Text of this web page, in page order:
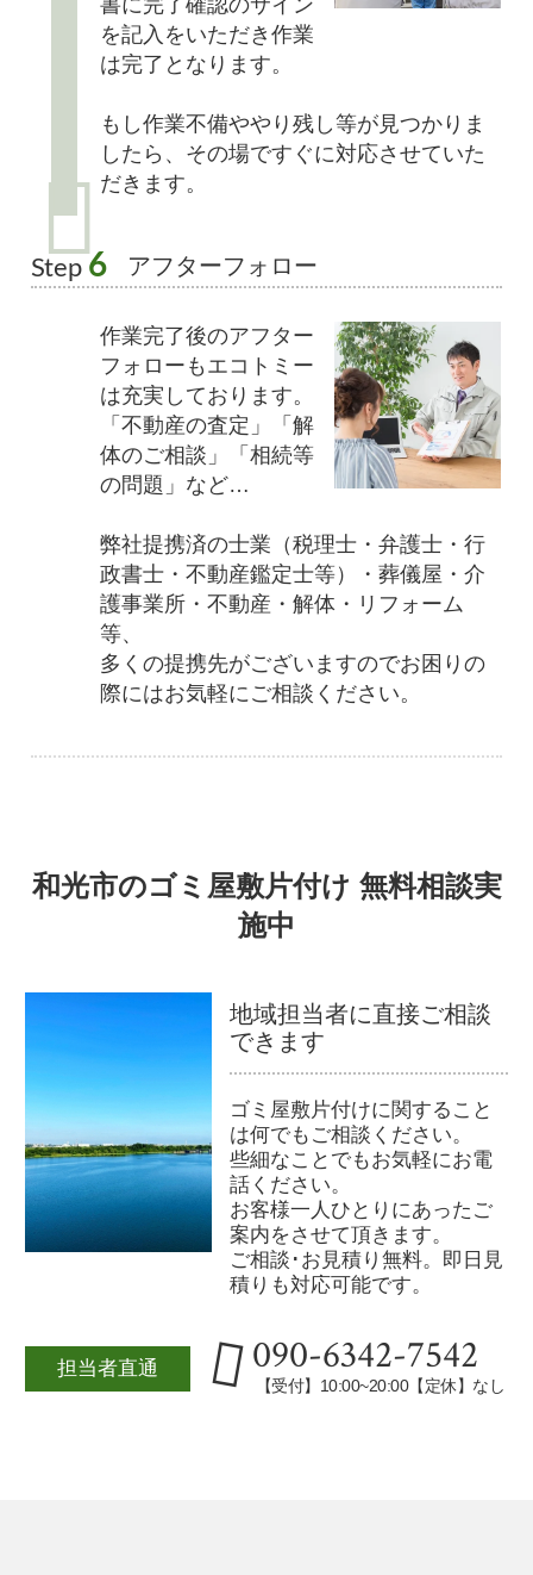
書に完了確認のサイン
を記入をいただき作業
は完了となります。
もし作業不備ややり残し等が見つかりま
したら、その場ですぐに対応させていた
だきます。
Step 6 アフターフォロー
作業完了後のアフター
フォローもエコトミー
は充実しております。
「不動産の査定」「解
体のご相談」「相続等
の問題」など…
弊社提携済の士業（税理士・弁護士・行
政書士・不動産鑑定士等）・葬儀屋・介
護事業所・不動産・解体・リフォーム
等、
多くの提携先がございますのでお困りの
際にはお気軽にご相談ください。
和光市のゴミ屋敷片付け 無料相談実
施中
地域担当者に直接ご相談
できます
ゴミ屋敷片付けに関すること
は何でもご相談ください。
些細なことでもお気軽にお電
話ください。
お客様一人ひとりにあったご
案内をさせて頂きます。
ご相談･お見積り無料。即日見
積りも対応可能です。
担当者直通 090-6342-7542
【受付】10:00~20:00【定休】なし